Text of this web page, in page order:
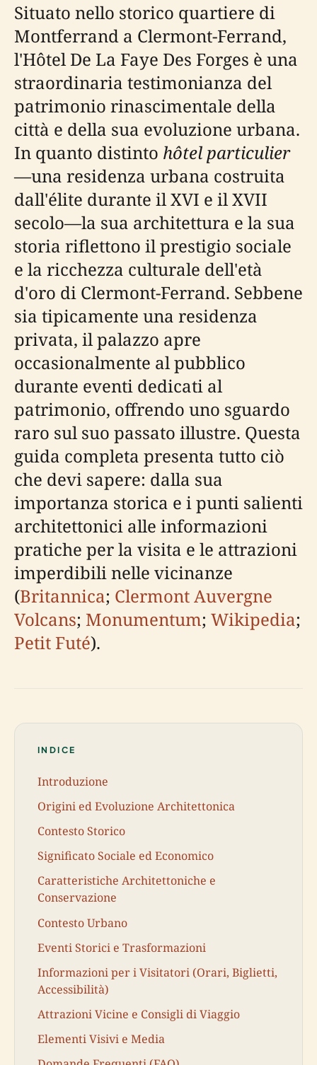
Situato nello storico quartiere di
Montferrand a Clermont-Ferrand,
l'Hôtel De La Faye Des Forges è una
straordinaria testimonianza del
patrimonio rinascimentale della
città e della sua evoluzione urbana.
In quanto distinto hôtel particulier
—una residenza urbana costruita
dall'élite durante il XVI e il XVII
secolo—la sua architettura e la sua
storia riflettono il prestigio sociale
e la ricchezza culturale dell'età
d'oro di Clermont-Ferrand. Sebbene
sia tipicamente una residenza
privata, il palazzo apre
occasionalmente al pubblico
durante eventi dedicati al
patrimonio, offrendo uno sguardo
raro sul suo passato illustre. Questa
guida completa presenta tutto ciò
che devi sapere: dalla sua
importanza storica e i punti salienti
architettonici alle informazioni
pratiche per la visita e le attrazioni
imperdibili nelle vicinanze
(Britannica; Clermont Auvergne
Volcans; Monumentum; Wikipedia;
Petit Futé).
INDICE
Introduzione
Origini ed Evoluzione Architettonica
Contesto Storico
Significato Sociale ed Economico
Caratteristiche Architettoniche e
Conservazione
Contesto Urbano
Eventi Storici e Trasformazioni
Informazioni per i Visitatori (Orari, Biglietti,
Accessibilità)
Attrazioni Vicine e Consigli di Viaggio
Elementi Visivi e Media